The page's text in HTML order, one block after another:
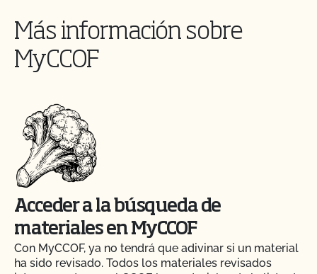
Más información sobre
MyCCOF
Acceder a la búsqueda de
materiales en MyCCOF
Con MyCCOF, ya no tendrá que adivinar si un material
ha sido revisado. Todos los materiales revisados